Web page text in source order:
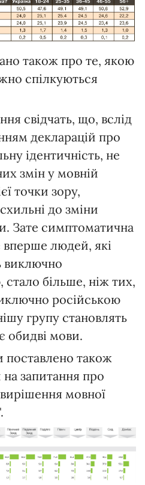
також про те, якою
спілкуються
свідчать, що, вслід
декларацій про
ідентичність, не
змін у мовній
точки зору,
до зміни
Зате симптоматична
вперше людей, які
виключно
більше, ніж тих,
російською
групу становлять
обидві мови.
також
на запитання про
мовної